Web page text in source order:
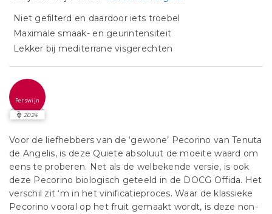
Niet gefilterd en daardoor iets troebel
Maximale smaak- en geurintensiteit
Lekker bij mediterrane visgerechten
Perswijn
2024
Voor de liefhebbers van de ‘gewone’ Pecorino van Tenuta
de Angelis, is deze Quiete absoluut de moeite waard om
eens te proberen. Net als de welbekende versie, is ook
deze Pecorino biologisch geteeld in de DOCG Offida. Het
verschil zit ‘m in het vinificatieproces. Waar de klassieke
Pecorino vooral op het fruit gemaakt wordt, is deze non-